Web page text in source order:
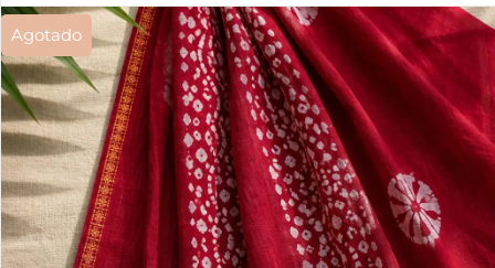
Agotado